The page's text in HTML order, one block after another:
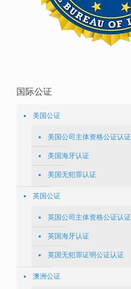
国际公证
美国公证
美国公司主体资格公证认证
美国海牙认证
美国无犯罪认证
英国公证
英国公司主体资格公证认证
英国海牙认证
英国无犯罪证明公证认证
澳洲公证